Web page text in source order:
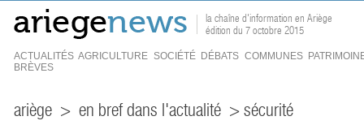
la chaîne d'information en Ariège
édition du 7 octobre 2015
ACTUALITÉS AGRICULTURE SOCIÉTÉ DÉBATS COMMUNES
BRÈVES
ariège > en bref dans l'actualité > sécurité